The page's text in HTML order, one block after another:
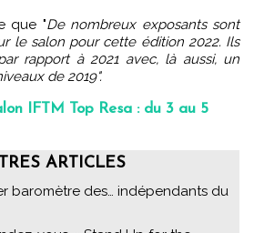
que "De nombreux exposants sont
le salon pour cette édition 2022. Ils
rapport à 2021 avec, là aussi, un
de 2019".
IFTM Top Resa : du 3 au 5
ARTICLES
baromètre des… indépendants du